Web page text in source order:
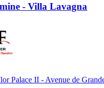
- Villa Lavagna